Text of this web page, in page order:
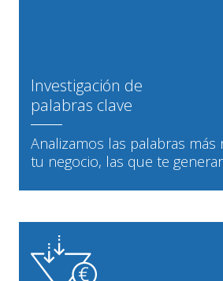
Investigación de
palabras clave
Analizamos las palabras más
tu negocio, las que te